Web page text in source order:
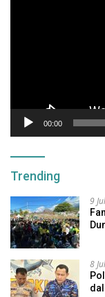
00:00
Trending
9
8